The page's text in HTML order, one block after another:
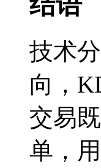
技术
向，
交易
单，